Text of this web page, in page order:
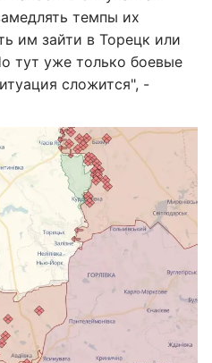
темпы их
им зайти в Торецк или
тут уже только боевые
сложится", -